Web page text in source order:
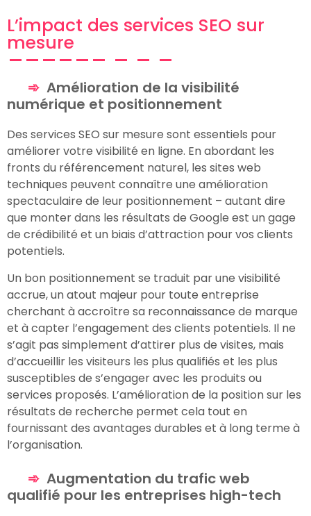
L’impact des services SEO sur
mesure
Amélioration de la visibilité
numérique et positionnement
Des services SEO sur mesure sont essentiels pour
améliorer votre visibilité en ligne. En abordant les
fronts du référencement naturel, les sites web
techniques peuvent connaître une amélioration
spectaculaire de leur positionnement – autant dire
que monter dans les résultats de Google est un gage
de crédibilité et un biais d’attraction pour vos clients
potentiels.
Un bon positionnement se traduit par une visibilité
accrue, un atout majeur pour toute entreprise
cherchant à accroître sa reconnaissance de marque
et à capter l’engagement des clients potentiels. Il ne
s’agit pas simplement d’attirer plus de visites, mais
d’accueillir les visiteurs les plus qualifiés et les plus
susceptibles de s’engager avec les produits ou
services proposés. L’amélioration de la position sur les
résultats de recherche permet cela tout en
fournissant des avantages durables et à long terme à
l’organisation.
Augmentation du trafic web
qualifié pour les entreprises high-tech